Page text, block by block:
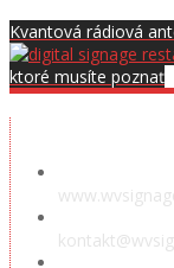
Kvantová rádiová
ktoré musíte poznať